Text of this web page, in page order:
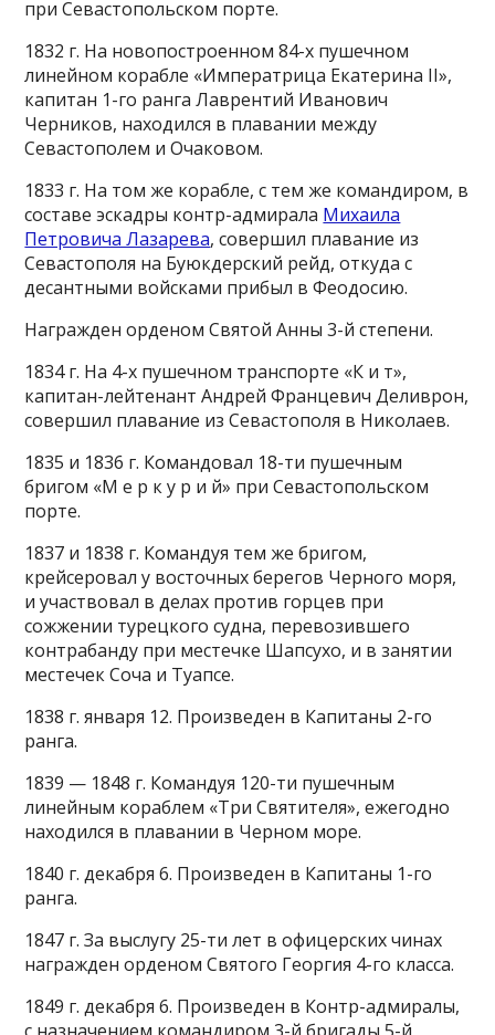
при Севастопольском порте.
1832 г. На новопостроенном 84-х пушечном
линейном корабле «Императрица Екатерина II»,
капитан 1-го ранга Лаврентий Иванович
Черников, находился в плавании между
Севастополем и Очаковом.
1833 г. На том же корабле, с тем же командиром, в
составе эскадры контр-адмирала Михаила
Петровича Лазарева, совершил плавание из
Севастополя на Буюкдерский рейд, откуда с
десантными войсками прибыл в Феодосию.
Награжден орденом Святой Анны 3-й степени.
1834 г. На 4-х пушечном транспорте «К и т»,
капитан-лейтенант Андрей Францевич Деливрон,
совершил плавание из Севастополя в Николаев.
1835 и 1836 г. Командовал 18-ти пушечным
бригом «М е р к у р и й» при Севастопольском
порте.
1837 и 1838 г. Командуя тем же бригом,
крейсеровал у восточных берегов Черного моря,
и участвовал в делах против горцев при
сожжении турецкого судна, перевозившего
контрабанду при местечке Шапсухо, и в занятии
местечек Соча и Туапсе.
1838 г. января 12. Произведен в Капитаны 2-го
ранга.
1839 — 1848 г. Командуя 120-ти пушечным
линейным кораблем «Три Святителя», ежегодно
находился в плавании в Черном море.
1840 г. декабря 6. Произведен в Капитаны 1-го
ранга.
1847 г. За выслугу 25-ти лет в офицерских чинах
награжден орденом Святого Георгия 4-го класса.
1849 г. декабря 6. Произведен в Контр-адмиралы,